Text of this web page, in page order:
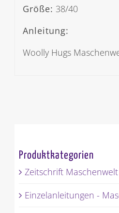
Größe: 38/40
Anleitung:
Woolly Hugs
Produktkategorien
Zeitschrift Maschenwelt
Einzelanleitungen -